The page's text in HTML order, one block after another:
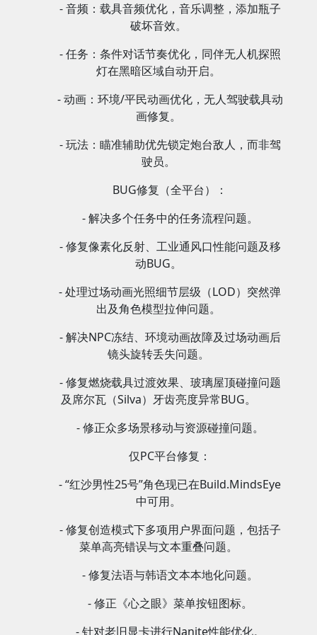
- 音频：载具音频优化，音乐调整，添加瓶子
破坏音效。
- 任务：条件对话节奏优化，同伴无人机探照
灯在黑暗区域自动开启。
- 动画：环境/平民动画优化，无人驾驶载具动
画修复。
- 玩法：瞄准辅助优先锁定炮台敌人，而非驾
驶员。
BUG修复（全平台）：
- 解决多个任务中的任务流程问题。
- 修复像素化反射、工业通风口性能问题及移
动BUG。
- 处理过场动画光照细节层级（LOD）突然弹
出及角色模型拉伸问题。
- 解决NPC冻结、环境动画故障及过场动画后
镜头旋转丢失问题。
- 修复燃烧载具过渡效果、玻璃屋顶碰撞问题
及席尔瓦（Silva）牙齿亮度异常BUG。
- 修正众多场景移动与资源碰撞问题。
仅PC平台修复：
- “红沙男性25号”角色现已在Build.MindsEye
中可用。
- 修复创造模式下多项用户界面问题，包括子
菜单高亮错误与文本重叠问题。
- 修复法语与韩语文本本地化问题。
- 修正《心之眼》菜单按钮图标。
- 针对老旧显卡进行Nanite性能优化。